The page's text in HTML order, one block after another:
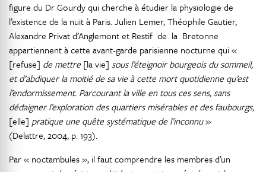
figure du Dr Gourdy qui cherche à étudier la physiologie de
l’existence de la nuit à Paris. Julien Lemer, Théophile Gautier,
Alexandre Privat d’Anglemont et Restif de la Bretonne
appartiennent à cette avant-garde parisienne nocturne qui «
[refuse] de mettre [la vie] sous l’éteignoir bourgeois du sommeil,
et d’abdiquer la moitié de sa vie à cette mort quotidienne qu’est
l’endormissement. Parcourant la ville en tous ces sens, sans
dédaigner l’exploration des quartiers misérables et des faubourgs,
[elle] pratique une quête systématique de l’inconnu»
(Delattre, 2004, p. 193).
Par « noctambules », il faut comprendre les membres d’un